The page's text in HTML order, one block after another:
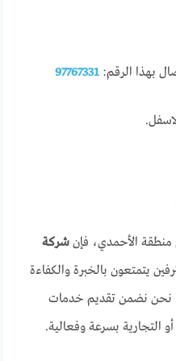
بهذا الرقم:97767331
منطقة الأحمدي، فإنشركة
يتمتعون بالخبرة والكفاءة
نحن نضمن تقديم خدمات
أو التجارية بسرعة وفعالية.